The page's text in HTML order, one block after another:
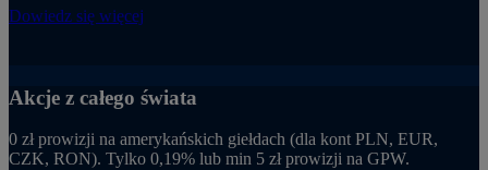
Dowiedz się więcej
Akcje z całego świata
0 zł prowizji na amerykańskich giełdach (dla kont PLN, EUR,
CZK, RON). Tylko 0,19% lub min 5 zł prowizji na GPW.